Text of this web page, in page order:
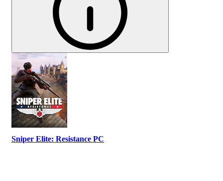
Sniper Elite: Resistance PC